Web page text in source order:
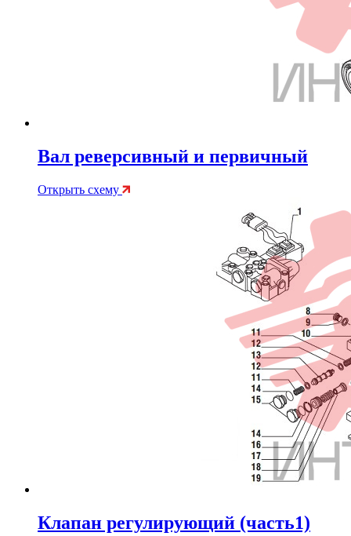
Вал реверсивный и первичный
Открыть схему
Клапан регулирующий (часть1)